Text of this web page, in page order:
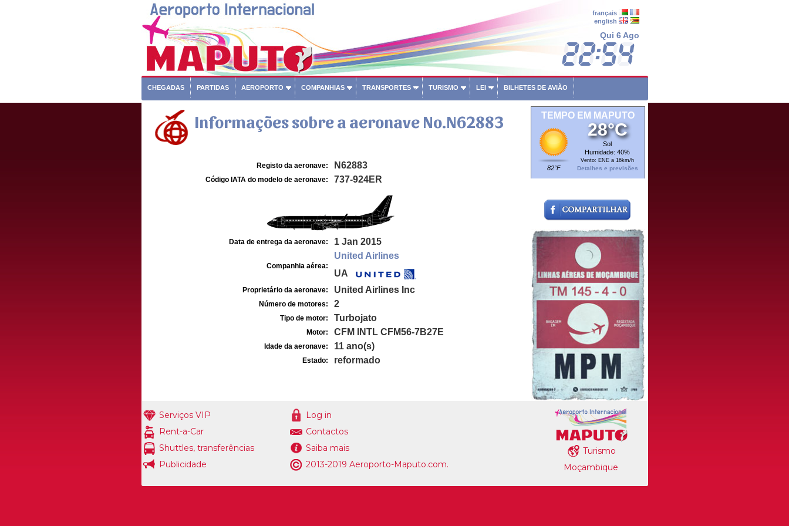
français
english
Qui 6 Ago
CHEGADAS PARTIDAS AEROPORTO COMPANHIAS TRANSPORTES TURISMO LEI BILHETES DE AVIÃO
Informações sobre a aeronave No.N62883
Registo da aeronave: N62883
Código IATA do modelo de aeronave: 737-924ER
Data de entrega da aeronave: 1 Jan 2015
Companhia aérea:
United Airlines
UA
Proprietário da aeronave: United Airlines Inc
Número de motores: 2
Tipo de motor: Turbojato
Motor: CFM INTL CFM56-7B27E
Idade da aeronave: 11 ano(s)
Estado: reformado
TEMPO EM MAPUTO
82°F
28°C
Sol
Humidade: 40%
Vento: ENE a 16km/h
Detalhes e previsões
Serviços VIP
Rent-a-Car
Shuttles, transferências
Publicidade
Log in
Contactos
Saiba mais
2013-2019 Aeroporto-Maputo.com.
Turismo
Moçambique